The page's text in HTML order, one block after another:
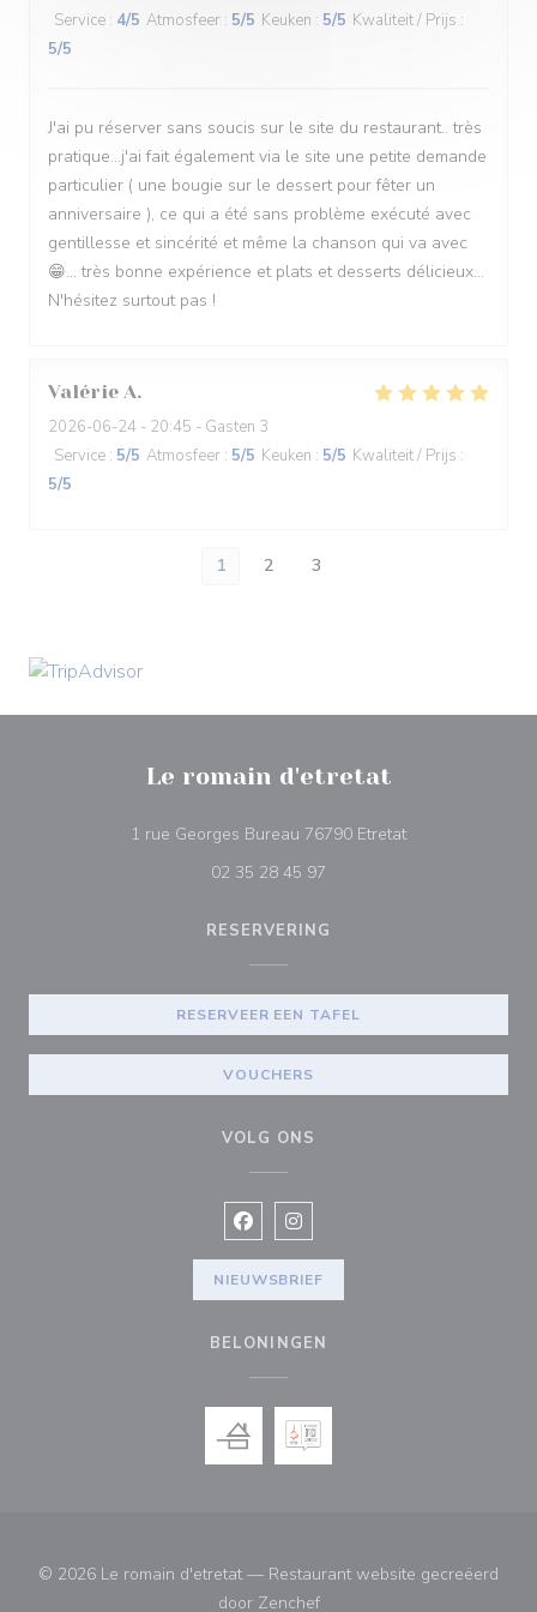
Service : 4/5 Atmosfeer : 5/5 Keuken : 5/5 Kwaliteit / Prijs :
5/5
J'ai pu réserver sans soucis sur le site du restaurant.. très
pratique...j'ai fait également via le site une petite demande
particulier ( une bougie sur le dessert pour fêter un
anniversaire ), ce qui a été sans problème exécuté avec
gentillesse et sincérité et même la chanson qui va avec
😁... très bonne expérience et plats et desserts délicieux...
N'hésitez surtout pas !
Valérie A
2026-06-24 - 20:45 - Gasten 3
Service : 5/5 Atmosfeer : 5/5 Keuken : 5/5 Kwaliteit / Prijs :
5/5
1 2 3
Le romain d'etretat
1 rue Georges Bureau 76790 Etretat((opent in een
02 35 28 45 97
RESERVERING
RESERVEER EEN TAFEL
VOUCHERS
VOLG ONS
Facebook ((opent in een nieuw
Instagram ((opent in een
NIEUWSBRIEF
BELONINGEN
© 2026 Le romain d'etretat — Restaurant website gecreëerd
door Zenchef((opent in een nieuw